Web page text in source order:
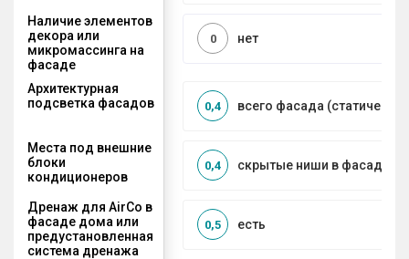
Наличие элементов
декора или
микромассинга на
фасаде
нет
0
Архитектурная
подсветка фасадов
всего фасада
0,4
Места под внешние
блоки
кондиционеров
скрытые ниши в фасаде
0,4
Дренаж для AirCo в
фасаде дома или
предустановленная
система дренажа
есть
0,5